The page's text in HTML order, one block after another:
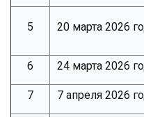
5 20 марта 2026
6 24 марта 2026
7 7 апреля 2026